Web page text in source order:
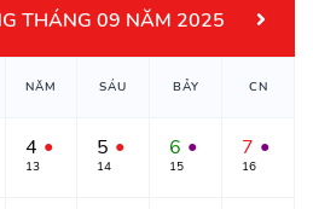
THÁNG 09 NĂM 2025
NĂM SÁU BẢY CN
4 ●
13
5 ●
14
6 ●
15
7 ●
16